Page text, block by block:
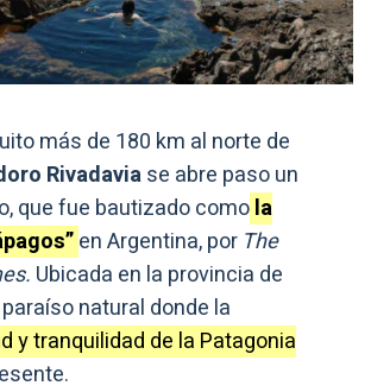
más de 180 km al norte de
Rivadaviase abre paso un
que fue bautizado comola
en Argentina, por The
Ubicada en la provincia de
natural donde la
y tranquilidad de la Patagonia